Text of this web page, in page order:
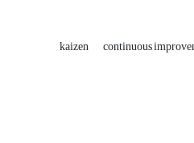
kaizen continuous